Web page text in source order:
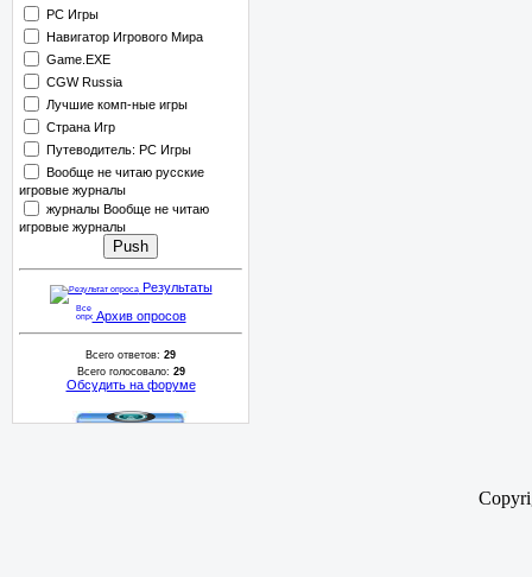
PC Игры
Навигатор Игрового Мира
Game.EXE
CGW Russia
Лучшие комп-ные игры
Страна Игр
Путеводитель: PC Игры
Вообще не читаю русские
игровые журналы
журналы Вообще не читаю
игровые журналы
Результаты
Архив опросов
Всего ответов: 29
Всего голосовало: 29
Обсудить на форуме